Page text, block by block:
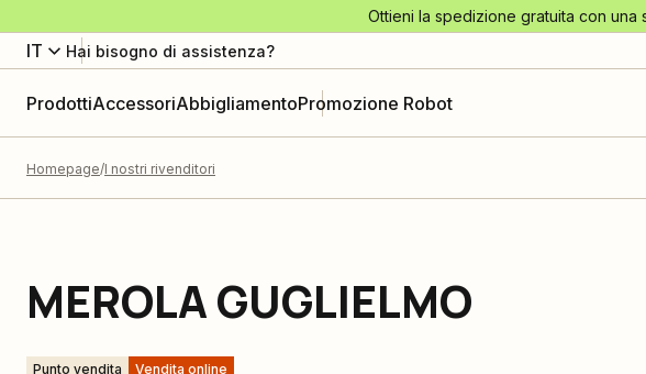
Ottieni la spedizione gratuita con una
IT Hai bisogno di assistenza?
ProdottiAccessoriAbbigliamentoPromozione Robot
Homepage I nostri rivenditori
MEROLA GUGLIELMO
Punto vendita Vendita online